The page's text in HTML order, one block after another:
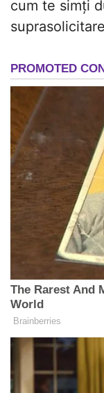
cum te simți